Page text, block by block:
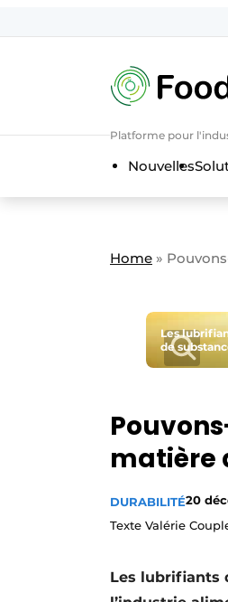
Direct
Podcasts
S’inscrire
Termes
Platforme pour
Nouvelles
Home »
Les
de
matière
DURABILITÉ20
Texte Valérie
Les lubrifiants